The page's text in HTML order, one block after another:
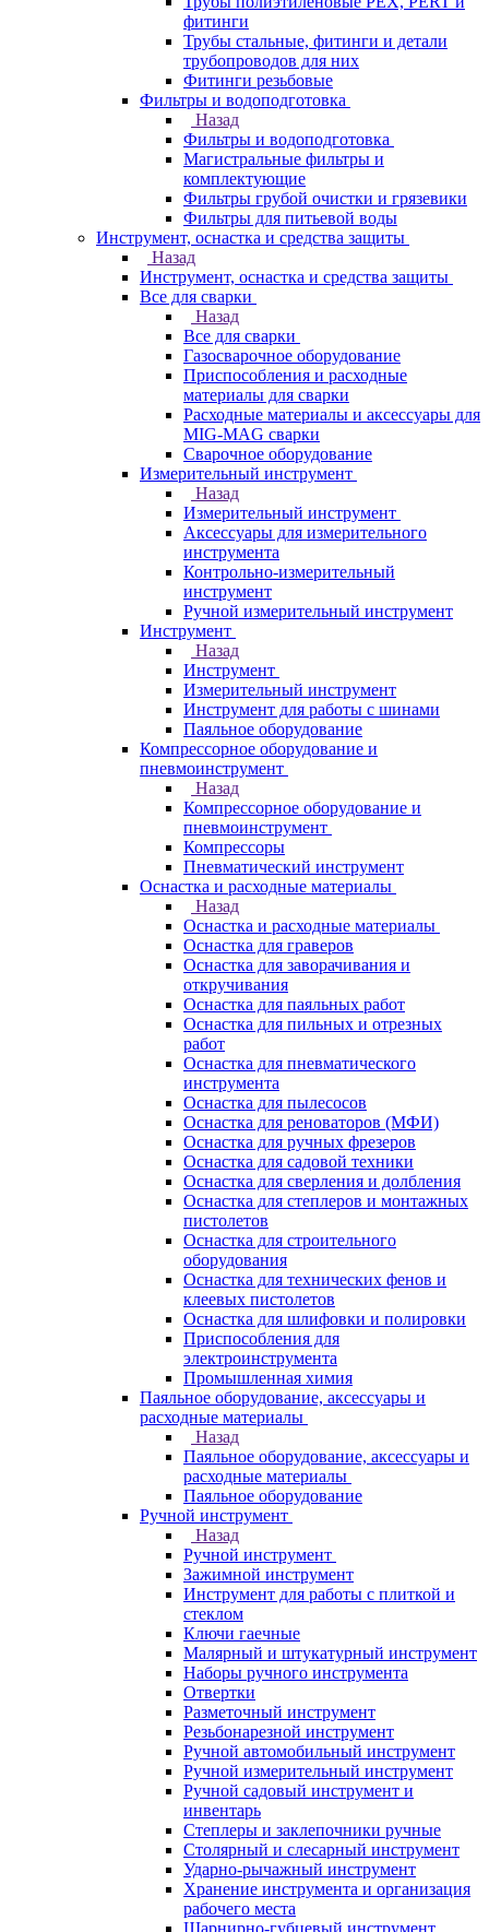
фитинги
Трубы стальные, фитинги и детали
трубопроводов для них
Фитинги резьбовые
Фильтры и водоподготовка
Назад
Фильтры и водоподготовка
Магистральные фильтры и
комплектующие
Фильтры грубой очистки и грязевики
Фильтры для питьевой воды
Инструмент, оснастка и средства защиты
Назад
Инструмент, оснастка и средства защиты
Все для сварки
Назад
Все для сварки
Газосварочное оборудование
Приспособления и расходные
материалы для сварки
Расходные материалы и аксессуары для
MIG-MAG сварки
Сварочное оборудование
Измерительный инструмент
Назад
Измерительный инструмент
Аксессуары для измерительного
инструмента
Контрольно-измерительный
инструмент
Ручной измерительный инструмент
Инструмент
Назад
Инструмент
Измерительный инструмент
Инструмент для работы с шинами
Паяльное оборудование
Компрессорное оборудование и
пневмоинструмент
Назад
Компрессорное оборудование и
пневмоинструмент
Компрессоры
Пневматический инструмент
Оснастка и расходные материалы
Назад
Оснастка и расходные материалы
Оснастка для граверов
Оснастка для заворачивания и
откручивания
Оснастка для паяльных работ
Оснастка для пильных и отрезных
работ
Оснастка для пневматического
инструмента
Оснастка для пылесосов
Оснастка для реноваторов (МФИ)
Оснастка для ручных фрезеров
Оснастка для садовой техники
Оснастка для сверления и долбления
Оснастка для степлеров и монтажных
пистолетов
Оснастка для строительного
оборудования
Оснастка для технических фенов и
клеевых пистолетов
Оснастка для шлифовки и полировки
Приспособления для
электроинструмента
Промышленная химия
Паяльное оборудование, аксессуары и
расходные материалы
Назад
Паяльное оборудование, аксессуары и
расходные материалы
Паяльное оборудование
Ручной инструмент
Назад
Ручной инструмент
Зажимной инструмент
Инструмент для работы с плиткой и
стеклом
Ключи гаечные
Малярный и штукатурный инструмент
Наборы ручного инструмента
Отвертки
Разметочный инструмент
Резьбонарезной инструмент
Ручной автомобильный инструмент
Ручной измерительный инструмент
Ручной садовый инструмент и
инвентарь
Степлеры и заклепочники ручные
Столярный и слесарный инструмент
Ударно-рычажный инструмент
Хранение инструмента и организация
рабочего места
Шарнирно-губцевый инструмент